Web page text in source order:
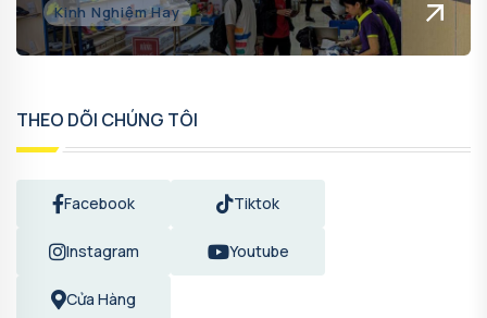
Kinh Nghiệm Hay
THEO DÕI CHÚNG TÔI
Facebook Tiktok
Instagram Youtube
Cửa Hàng